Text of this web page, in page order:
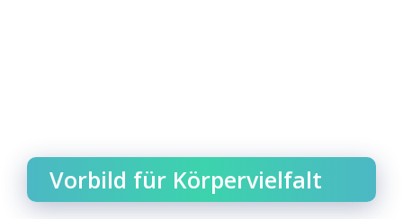
Vorbild für Körpervielfalt